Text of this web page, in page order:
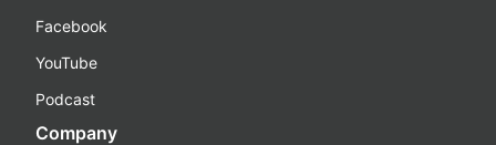
Facebook
YouTube
Podcast
Company